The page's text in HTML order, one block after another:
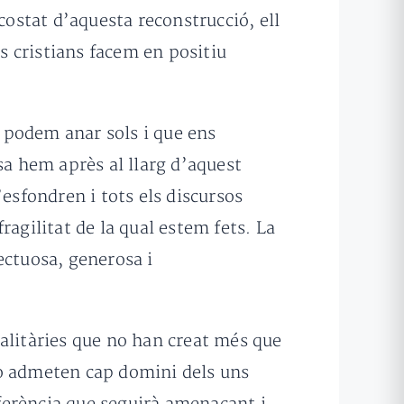
d’aquesta reconstrucció, ell
cristians facem en positiu
anar sols i que ens
hem après al llarg d’aquest
i tots els discursos
de la qual estem fets. La
generosa i
que no han creat més que
cap domini dels uns